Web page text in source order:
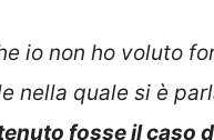
io non ho voluto
nella quale si è
fosse il caso